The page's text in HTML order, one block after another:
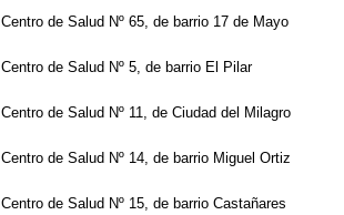
Centro de Salud Nº 65, de barrio 17 de Mayo
Centro de Salud Nº 5, de barrio El Pilar
Centro de Salud Nº 11, de Ciudad del Milagro
Centro de Salud Nº 14, de barrio Miguel Ortiz
Centro de Salud Nº 15, de barrio Castañares